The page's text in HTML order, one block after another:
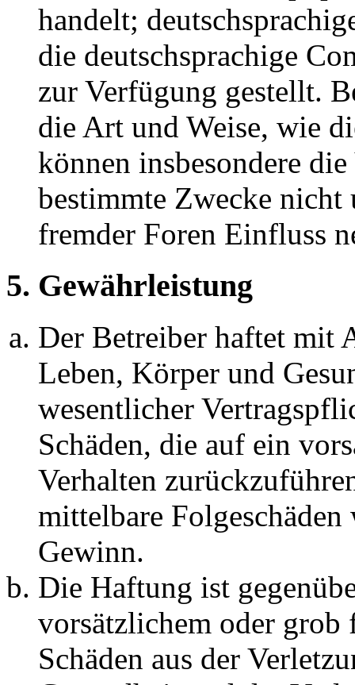
handelt;
die deutschsprachige
zur Verfügung gestellt.
die Art und Weise, wie
können insbesondere
bestimmte Zwecke nicht
fremder Foren Einfluss
5. Gewährleistung
Der Betreiber haftet mit
Leben, Körper und
wesentlicher
Schäden, die auf ein
Verhalten
mittelbare Folgeschäden
Gewinn.
Die Haftung ist
vorsätzlichem oder grob
Schäden aus der